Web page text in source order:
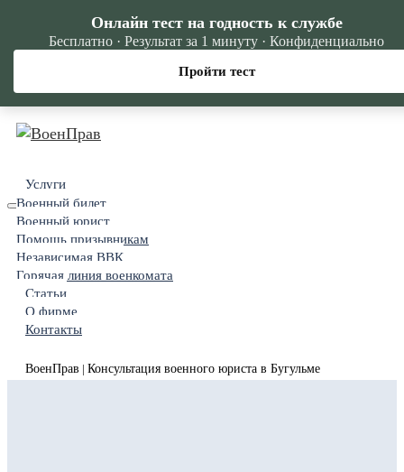
Услуги
Военный билет
Военный юрист
Помощь призывникам
Независимая ВВК
Горячая линия военкомата
Статьи
О фирме
Контакты
ВоенПрав Консультация военного юриста в Бугульме
Онлайн тест на годность к службе
Бесплатно · Результат за 1 минуту · Конфиденциально
Пройти тест